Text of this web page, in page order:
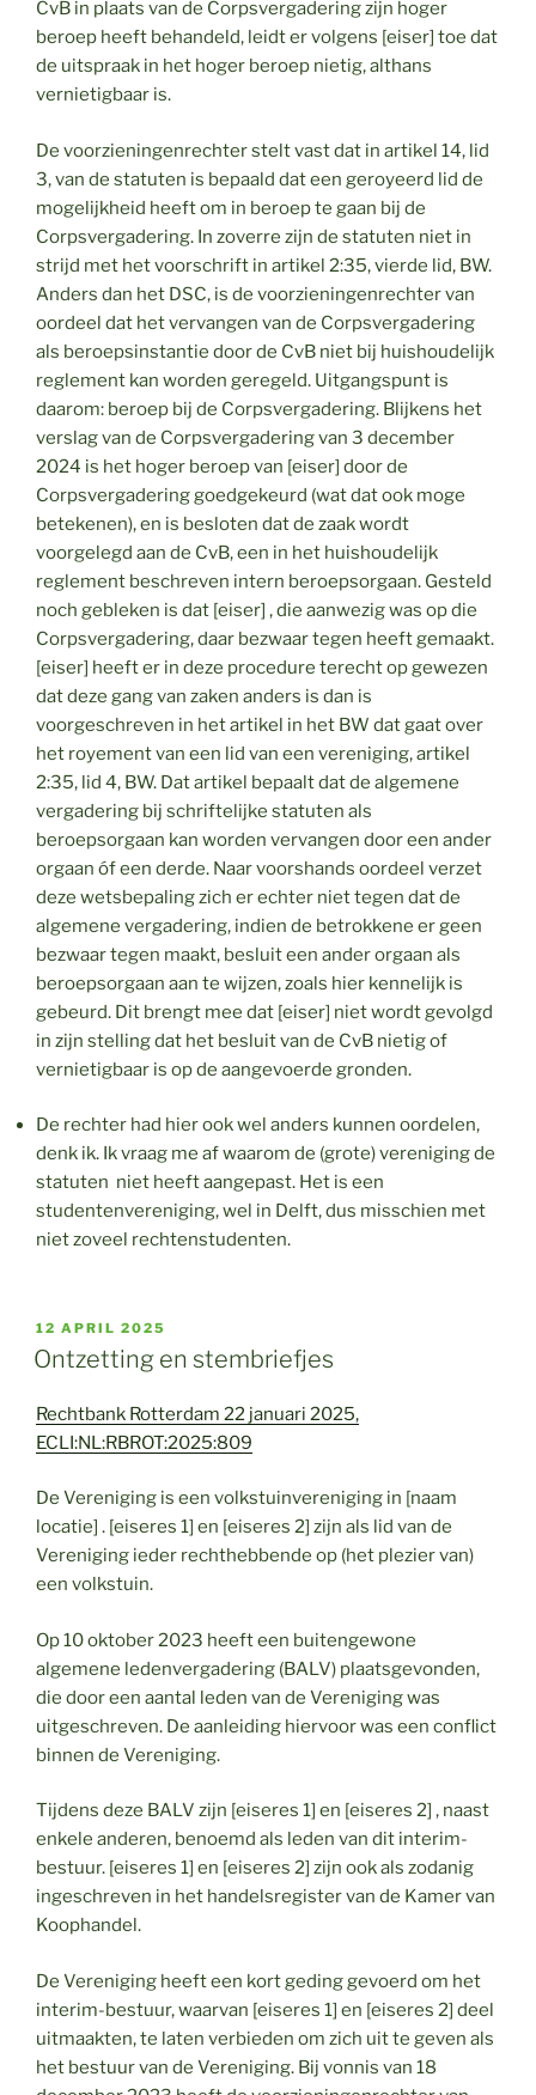
CvB in plaats van de Corpsvergadering zijn hoger
beroep heeft behandeld, leidt er volgens [eiser] toe dat
de uitspraak in het hoger beroep nietig, althans
vernietigbaar is.
De voorzieningenrechter stelt vast dat in artikel 14, lid
3, van de statuten is bepaald dat een geroyeerd lid de
mogelijkheid heeft om in beroep te gaan bij de
Corpsvergadering. In zoverre zijn de statuten niet in
strijd met het voorschrift in artikel 2:35, vierde lid, BW.
Anders dan het DSC, is de voorzieningenrechter van
oordeel dat het vervangen van de Corpsvergadering
als beroepsinstantie door de CvB niet bij huishoudelijk
reglement kan worden geregeld. Uitgangspunt is
daarom: beroep bij de Corpsvergadering. Blijkens het
verslag van de Corpsvergadering van 3 december
2024 is het hoger beroep van [eiser] door de
Corpsvergadering goedgekeurd (wat dat ook moge
betekenen), en is besloten dat de zaak wordt
voorgelegd aan de CvB, een in het huishoudelijk
reglement beschreven intern beroepsorgaan. Gesteld
noch gebleken is dat [eiser] , die aanwezig was op die
Corpsvergadering, daar bezwaar tegen heeft gemaakt.
[eiser] heeft er in deze procedure terecht op gewezen
dat deze gang van zaken anders is dan is
voorgeschreven in het artikel in het BW dat gaat over
het royement van een lid van een vereniging, artikel
2:35, lid 4, BW. Dat artikel bepaalt dat de algemene
vergadering bij schriftelijke statuten als
beroepsorgaan kan worden vervangen door een ander
orgaan óf een derde. Naar voorshands oordeel verzet
deze wetsbepaling zich er echter niet tegen dat de
algemene vergadering, indien de betrokkene er geen
bezwaar tegen maakt, besluit een ander orgaan als
beroepsorgaan aan te wijzen, zoals hier kennelijk is
gebeurd. Dit brengt mee dat [eiser] niet wordt gevolgd
in zijn stelling dat het besluit van de CvB nietig of
vernietigbaar is op de aangevoerde gronden.
De rechter had hier ook wel anders kunnen oordelen,
denk ik. Ik vraag me af waarom de (grote) vereniging de
statuten niet heeft aangepast. Het is een
studentenvereniging, wel in Delft, dus misschien met
niet zoveel rechtenstudenten.
GEPLAATST
OP
12 APRIL 2025
Ontzetting en stembriefjes
Rechtbank Rotterdam 22 januari 2025,
ECLI:NL:RBROT:2025:809
De Vereniging is een volkstuinvereniging in [naam
locatie] . [eiseres 1] en [eiseres 2] zijn als lid van de
Vereniging ieder rechthebbende op (het plezier van)
een volkstuin.
Op 10 oktober 2023 heeft een buitengewone
algemene ledenvergadering (BALV) plaatsgevonden,
die door een aantal leden van de Vereniging was
uitgeschreven. De aanleiding hiervoor was een conflict
binnen de Vereniging.
Tijdens deze BALV zijn [eiseres 1] en [eiseres 2] , naast
enkele anderen, benoemd als leden van dit interim-
bestuur. [eiseres 1] en [eiseres 2] zijn ook als zodanig
ingeschreven in het handelsregister van de Kamer van
Koophandel.
De Vereniging heeft een kort geding gevoerd om het
interim-bestuur, waarvan [eiseres 1] en [eiseres 2] deel
uitmaakten, te laten verbieden om zich uit te geven als
het bestuur van de Vereniging. Bij vonnis van 18